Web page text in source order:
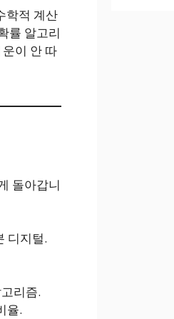
학적 계산
률 알고리
이 안 따
돌아갑니
디지털.
리즘.
율.